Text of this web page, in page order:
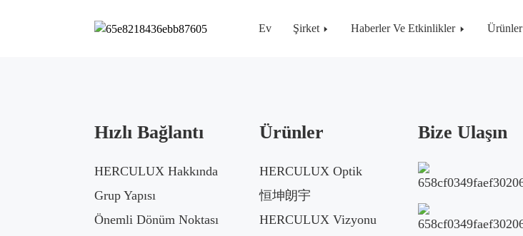
Ev Şirket Haberler Ve Etkinlikler Ürünler
Hızlı Bağlantı
HERCULUX Hakkında
Grup Yapısı
Önemli Dönüm Noktası
Ürünler
HERCULUX Optik
恒坤朗宇
HERCULUX Vizyonu
Bize Ulaşın